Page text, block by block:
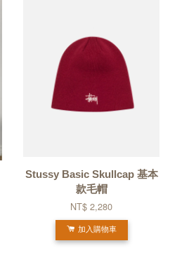
Stussy Basic Skullcap 基本
款毛帽
NT$ 2,280
加入購物車